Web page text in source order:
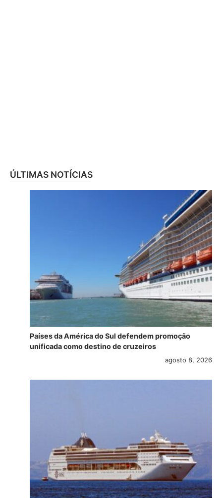
ÚLTIMAS NOTÍCIAS
Países da América do Sul defendem promoção
unificada como destino de cruzeiros
agosto 8, 2026